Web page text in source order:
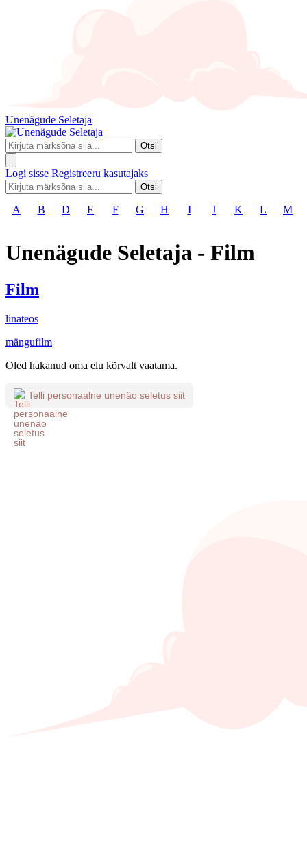
Unenägude Seletaja
Otsi
Logi sisse Registreeru kasutajaks
Otsi
A B D E F G H I J K L M
Unenägude Seletaja - Film
Film
linateos
mängufilm
Oled hakanud oma elu kõrvalt vaatama.
Telli personaalne unenäo seletus siit